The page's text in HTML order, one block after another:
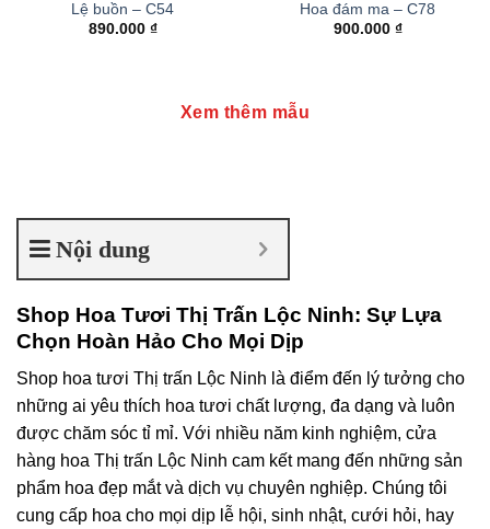
Lệ buồn – C54
890.000 ₫
Hoa đám ma – C78
900.000 ₫
Xem thêm mẫu
Nội dung
Shop Hoa Tươi Thị Trấn Lộc Ninh: Sự Lựa
Chọn Hoàn Hảo Cho Mọi Dịp
Shop hoa tươi Thị trấn Lộc Ninh là điểm đến lý tưởng cho
những ai yêu thích hoa tươi chất lượng, đa dạng và luôn
được chăm sóc tỉ mỉ. Với nhiều năm kinh nghiệm, cửa
hàng hoa Thị trấn Lộc Ninh cam kết mang đến những sản
phẩm hoa đẹp mắt và dịch vụ chuyên nghiệp. Chúng tôi
cung cấp hoa cho mọi dịp lễ hội, sinh nhật, cưới hỏi, hay